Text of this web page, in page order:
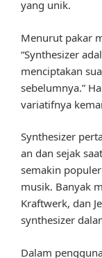
yang unik.
Menurut pakar
“Synthesizer
menciptakan
sebelumnya.”
variatifnya
Synthesizer
an dan sejak
semakin
musik. Banyak
Kraftwerk, dan
synthesizer
Dalam